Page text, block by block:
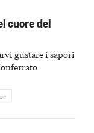
cuore del
gustare i sapori